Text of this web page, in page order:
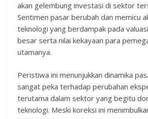
akan gelembung investasi di sektor
Sentimen pasar berubah dan memicu
teknologi yang berdampak pada
besar serta nilai kekayaan para
utamanya.
Peristiwa ini menunjukkan dinamika
sangat peka terhadap perubahan
terutama dalam sektor yang begitu
teknologi. Meski koreksi ini